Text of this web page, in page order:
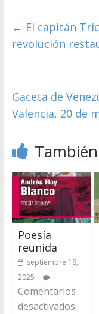
← El capitán
revolución
Gaceta de
Valencia, 20 de
Poesía
reunida
septiembre 18,
2025
Comentarios
desactivados